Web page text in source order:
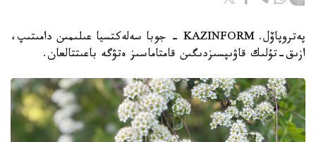
پەتروپاۆل. KAZINFORM - جوبا سەلەكتسيا عىلىمىن دامىتىپ،
ازىق-تۇلىك قاۋىپسىزدىگىن قامتاماسىز ەتۋگە باعىتتالعان.